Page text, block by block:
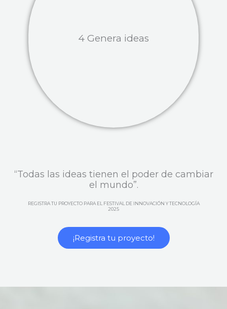
4 Genera ideas
“Todas las ideas tienen el poder de cambiar
el mundo”.
REGISTRA TU PROYECTO PARA EL FESTIVAL DE INNOVACIÓN Y TECNOLOGÍA
2025
¡Registra tu proyecto!